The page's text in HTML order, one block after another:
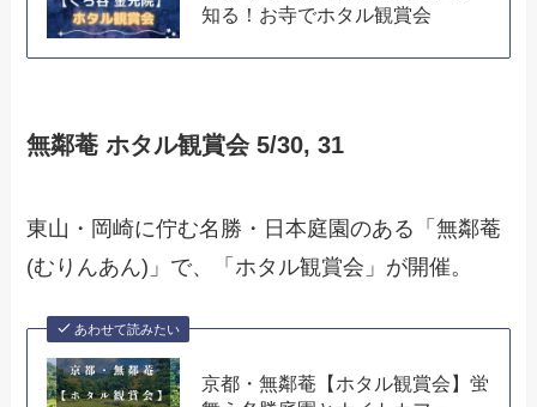
知る！お寺でホタル観賞会
無鄰菴 ホタル観賞会 5/30, 31
東山・岡崎に佇む名勝・日本庭園のある「無鄰菴
(むりんあん)」で、「ホタル観賞会」が開催。
あわせて読みたい
京都・無鄰菴【ホタル観賞会】蛍